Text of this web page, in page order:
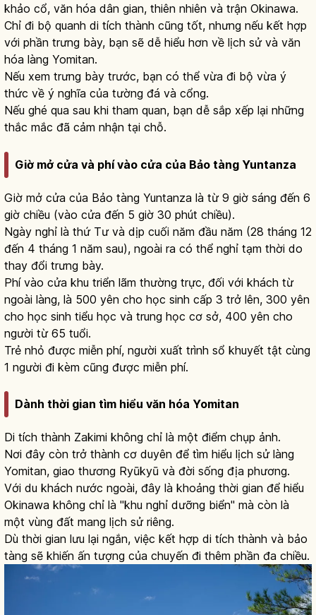
khảo cổ, văn hóa dân gian, thiên nhiên và trận Okinawa.
Chỉ đi bộ quanh di tích thành cũng tốt, nhưng nếu kết hợp
với phần trưng bày, bạn sẽ dễ hiểu hơn về lịch sử và văn
hóa làng Yomitan.
Nếu xem trưng bày trước, bạn có thể vừa đi bộ vừa ý
thức về ý nghĩa của tường đá và cổng.
Nếu ghé qua sau khi tham quan, bạn dễ sắp xếp lại những
thắc mắc đã cảm nhận tại chỗ.
Giờ mở cửa và phí vào cửa của Bảo tàng Yuntanza
Giờ mở cửa của Bảo tàng Yuntanza là từ 9 giờ sáng đến 6
giờ chiều (vào cửa đến 5 giờ 30 phút chiều).
Ngày nghỉ là thứ Tư và dịp cuối năm đầu năm (28 tháng 12
đến 4 tháng 1 năm sau), ngoài ra có thể nghỉ tạm thời do
thay đổi trưng bày.
Phí vào cửa khu triển lãm thường trực, đối với khách từ
ngoài làng, là 500 yên cho học sinh cấp 3 trở lên, 300 yên
cho học sinh tiểu học và trung học cơ sở, 400 yên cho
người từ 65 tuổi.
Trẻ nhỏ được miễn phí, người xuất trình sổ khuyết tật cùng
1 người đi kèm cũng được miễn phí.
Dành thời gian tìm hiểu văn hóa Yomitan
Di tích thành Zakimi không chỉ là một điểm chụp ảnh.
Nơi đây còn trở thành cơ duyên để tìm hiểu lịch sử làng
Yomitan, giao thương Ryūkyū và đời sống địa phương.
Với du khách nước ngoài, đây là khoảng thời gian để hiểu
Okinawa không chỉ là "khu nghỉ dưỡng biển" mà còn là
một vùng đất mang lịch sử riêng.
Dù thời gian lưu lại ngắn, việc kết hợp di tích thành và bảo
tàng sẽ khiến ấn tượng của chuyến đi thêm phần đa chiều.